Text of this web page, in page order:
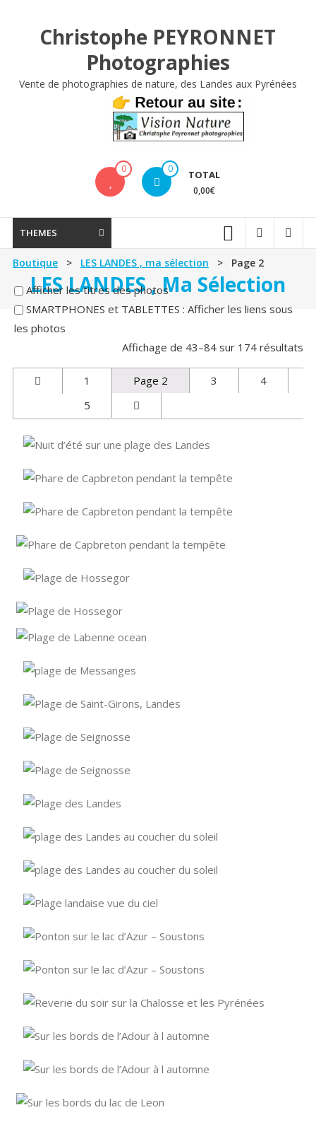
Christophe PEYRONNET
Photographies
Vente de photographies de nature, des Landes aux Pyrénées
0 0 TOTAL
0,00€
THEMES
Boutique> LES LANDES , ma sélection > Page 2
LES LANDES , Ma Sélection
Afficher les titres des photos
SMARTPHONES et TABLETTES : Afficher les liens sous
les photos
Affichage de 43–84 sur 174 résultats
1 Page 2 3
4
5